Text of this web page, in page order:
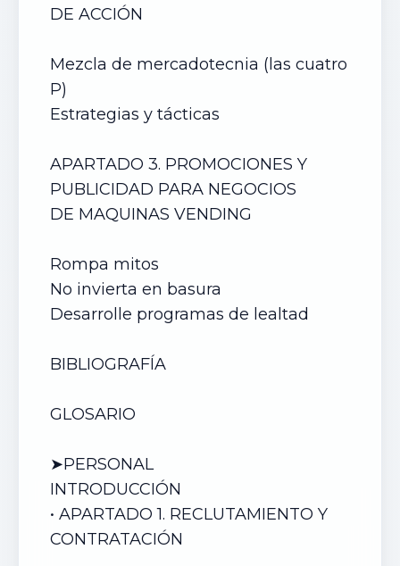
DE ACCIÓN
Mezcla de mercadotecnia (las cuatro
P)
Estrategias y tácticas
APARTADO 3. PROMOCIONES Y
PUBLICIDAD PARA NEGOCIOS
DE MAQUINAS VENDING
Rompa mitos
No invierta en basura
Desarrolle programas de lealtad
BIBLIOGRAFÍA
GLOSARIO
➤PERSONAL
INTRODUCCIÓN
• APARTADO 1. RECLUTAMIENTO Y
CONTRATACIÓN